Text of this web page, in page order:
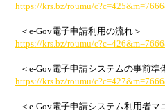
https://krs.bz/roumu/
＜e-Gov電子申請利用の流れ＞
https://krs.bz/roumu/
＜e-Gov電子申請システムの事前準
https://krs.bz/roumu/
＜e-Gov電子申請システム利用者マ